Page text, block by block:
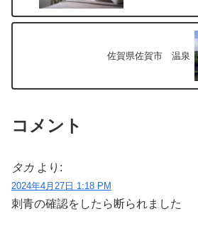
佐賀県佐賀市 温泉
コメント
タカ より:
2024年4月27日 1:18 PM
刺青の確認をしたら断られました